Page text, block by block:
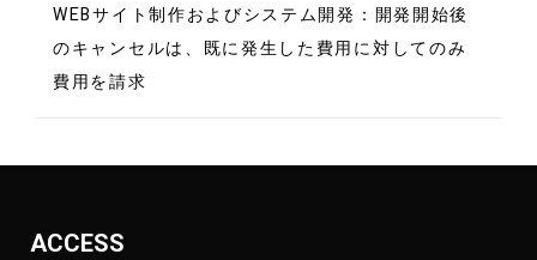
WEBサイト制作およびシステム開発：開発開始後
のキャンセルは、既に発生した費用に対してのみ
費用を請求
ACCESS